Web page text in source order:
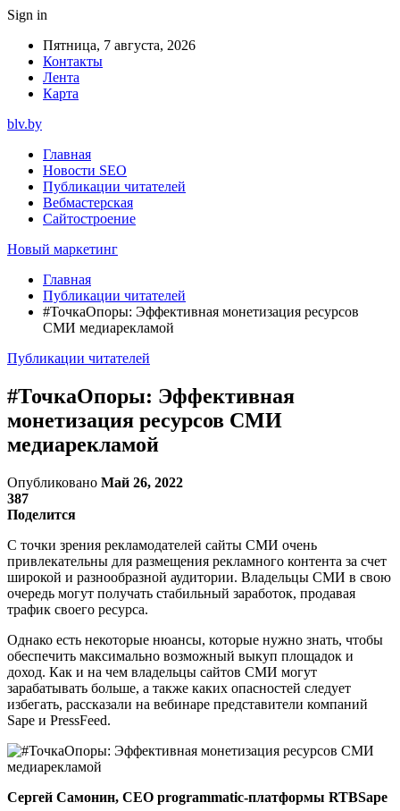
Sign in
Пятница, 7 августа, 2026
Контакты
Лента
Карта
blv.by
Главная
Новости SEO
Публикации читателей
Вебмастерская
Сайтостроение
Новый маркетинг
Главная
Публикации читателей
#ТочкаОпоры: Эффективная монетизация ресурсов
СМИ медиарекламой
Публикации читателей
#ТочкаОпоры: Эффективная
монетизация ресурсов СМИ
медиарекламой
Опубликовано Май 26, 2022
387
Поделится
С точки зрения рекламодателей сайты СМИ очень
привлекательны для размещения рекламного контента за счет
широкой и разнообразной аудитории. Владельцы СМИ в свою
очередь могут получать стабильный заработок, продавая
трафик своего ресурса.
Однако есть некоторые нюансы, которые нужно знать, чтобы
обеспечить максимально возможный выкуп площадок и
доход. Как и на чем владельцы сайтов СМИ могут
зарабатывать больше, а также каких опасностей следует
избегать, рассказали на вебинаре представители компаний
Sape и PressFeed.
Сергей Самонин, CEO programmatic-платформы RTBSape